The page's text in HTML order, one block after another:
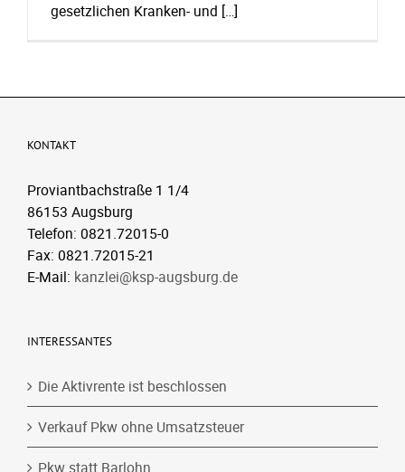
gesetzlichen Kranken- und […]
KONTAKT
Proviantbachstraße 1 1/4
86153 Augsburg
Telefon: 0821.72015-0
Fax: 0821.72015-21
E-Mail: kanzlei@ksp-augsburg.de
INTERESSANTES
Die Aktivrente ist beschlossen
Verkauf Pkw ohne Umsatzsteuer
Pkw statt Barlohn